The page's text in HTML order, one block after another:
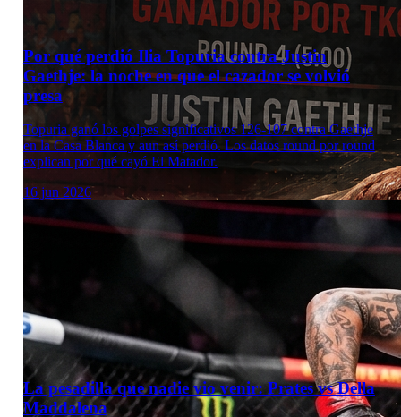
Por qué perdió Ilia Topuria contra Justin
Gaethje: la noche en que el cazador se volvió
presa
Topuria ganó los golpes significativos 126-107 contra Gaethje
en la Casa Blanca y aun así perdió. Los datos round por round
explican por qué cayó El Matador.
16 jun 2026
La pesadilla que nadie vio venir: Prates vs Della
Maddalena